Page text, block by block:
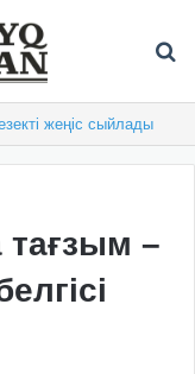
жеңіс сыйлады
–